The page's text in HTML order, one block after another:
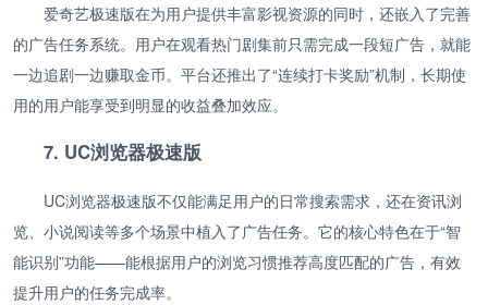
爱奇艺极速版在为用户提供丰富影视资源的同时，还嵌入了完善
的广告任务系统。用户在观看热门剧集前只需完成一段短广告，就能
一边追剧一边赚取金币。平台还推出了“连续打卡奖励”机制，长期使
用的用户能享受到明显的收益叠加效应。
7. UC浏览器极速版
UC浏览器极速版不仅能满足用户的日常搜索需求，还在资讯浏
览、小说阅读等多个场景中植入了广告任务。它的核心特色在于“智
能识别”功能——能根据用户的浏览习惯推荐高度匹配的广告，有效
提升用户的任务完成率。